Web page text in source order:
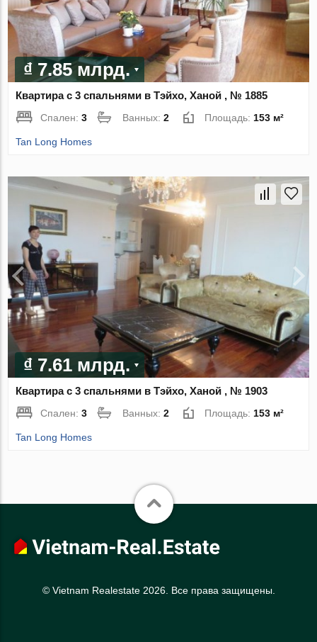
₫ 7.85 млрд.
Квартира с 3 спальнями в Тэйхо, Ханой , № 1885
Спален:3 Ванных:2 Площадь: 153 м²
Tan Long Homes
₫ 7.61 млрд.
Квартира с 3 спальнями в Тэйхо, Ханой , № 1903
Спален:3 Ванных:2 Площадь: 153 м²
Tan Long Homes
© Vietnam Realestate 2026. Все права защищены.